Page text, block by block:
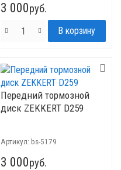
3 000руб.
Передний тормозной
диск ZEKKERT D259
Артикул: bs-5179
3 000руб.